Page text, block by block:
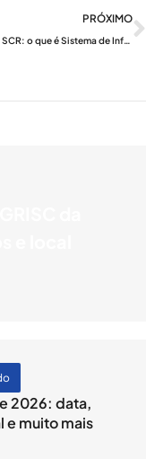
PRÓXIMO
Consulta ao SCR: o que é Sistema de Informações de Crédito
2026: data,
e muito mais